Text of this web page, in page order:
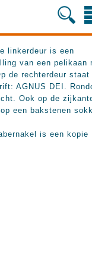
linkerdeur is een
van een pelikaan
de rechterdeur staat
AGNUS DEI.
Ook op de
een bakstenen
is een kopie